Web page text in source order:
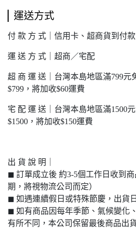
運送方式
付 款 方 式｜信用卡、超商貨到付
運 送 方 式｜超商／宅配
超 商 運 送｜台灣本島地區滿799元
$799，將加收$60運費
宅 配 運 送｜台灣本島地區滿1500
$1500，將加收$150運費
出 貨 說 明｜
◼︎ 訂單成立後 約3-5個工作日收到
期，將視物流公司而定）
◼︎ 如遇連續假日或特殊節慶，出貨
◼︎ 如有商品因每年季節、氣候變化
有所不同，本公司保留最後商品出